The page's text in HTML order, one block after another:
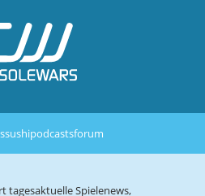
sushipodcastsforum
tagesaktuelle Spielenews,